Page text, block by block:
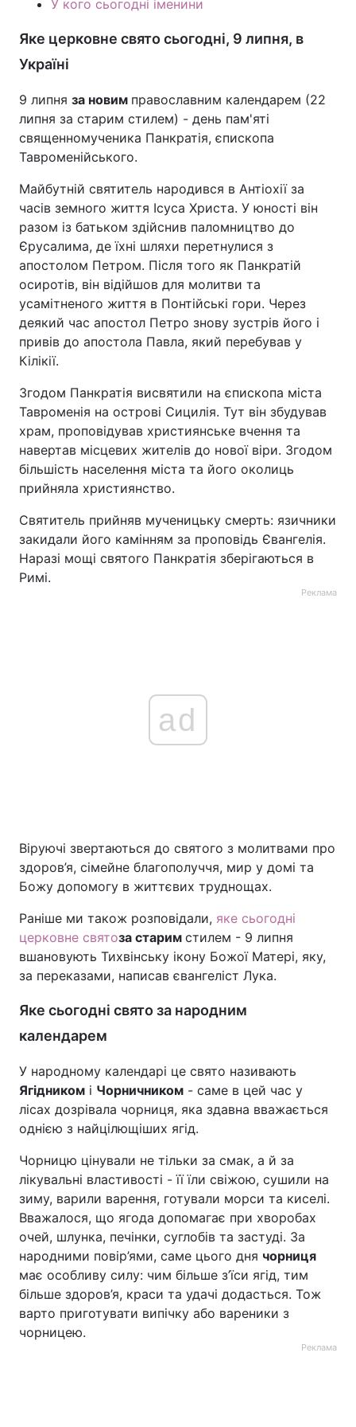
У кого сьогодні іменини
Яке церковне свято сьогодні, 9 липня, в
Україні
9 липня за новим православним календарем (22
липня за старим стилем) - день пам'яті
священномученика Панкратія, єпископа
Тавроменійського.
Майбутній святитель народився в Антіохії за
часів земного життя Ісуса Христа. У юності він
разом із батьком здійснив паломництво до
Єрусалима, де їхні шляхи перетнулися з
апостолом Петром. Після того як Панкратій
осиротів, він відійшов для молитви та
усамітненого життя в Понтійські гори. Через
деякий час апостол Петро знову зустрів його і
привів до апостола Павла, який перебував у
Кілікії.
Згодом Панкратія висвятили на єпископа міста
Тавроменія на острові Сицилія. Тут він збудував
храм, проповідував християнське вчення та
навертав місцевих жителів до нової віри. Згодом
більшість населення міста та його околиць
прийняла християнство.
Святитель прийняв мученицьку смерть: язичники
закидали його камінням за проповідь Євангелія.
Наразі мощі святого Панкратія зберігаються в
Римі.
Реклама
ad
Віруючі звертаються до святого з молитвами про
здоров’я, сімейне благополуччя, мир у домі та
Божу допомогу в життєвих труднощах.
Раніше ми також розповідали, яке сьогодні
церковне святоза старим стилем - 9 липня
вшановують Тихвінську ікону Божої Матері, яку,
за переказами, написав євангеліст Лука.
Яке сьогодні свято за народним
календарем
У народному календарі це свято називають
Ягідником і Чорничником - саме в цей час у
лісах дозрівала чорниця, яка здавна вважається
однією з найцілющіших ягід.
Чорницю цінували не тільки за смак, а й за
лікувальні властивості - її їли свіжою, сушили на
зиму, варили варення, готували морси та киселі.
Вважалося, що ягода допомагає при хворобах
очей, шлунка, печінки, суглобів та застуді. За
народними повір’ями, саме цього дня чорниця
має особливу силу: чим більше з’їси ягід, тим
більше здоров’я, краси та удачі додасться. Тож
варто приготувати випічку або вареники з
чорницею.
Реклама